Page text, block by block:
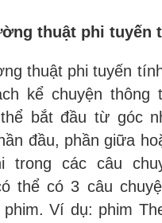
thuật phi tuyến
thuật phi tuyến
kể chuyện thông
bắt đầu từ góc
đầu, phần giữa
trong các câu
thể có 3 câu
Ví dụ: phim